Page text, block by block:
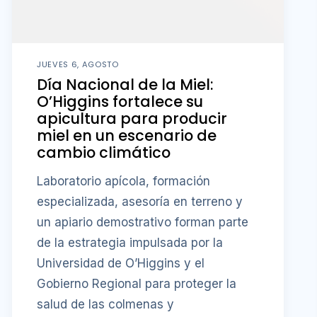
JUEVES 6, AGOSTO
Día Nacional de la Miel:
O’Higgins fortalece su
apicultura para producir
miel en un escenario de
cambio climático
Laboratorio apícola, formación
especializada, asesoría en terreno y
un apiario demostrativo forman parte
de la estrategia impulsada por la
Universidad de O’Higgins y el
Gobierno Regional para proteger la
salud de las colmenas y